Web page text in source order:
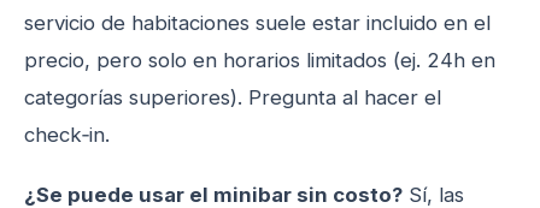
servicio de habitaciones suele estar incluido en el
precio, pero solo en horarios limitados (ej. 24h en
categorías superiores). Pregunta al hacer el
check‑in.
¿Se puede usar el minibar sin costo? Sí, las